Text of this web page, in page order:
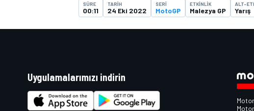
SÜRE
00:11
TARIH
24 Eki 2022
SERI
MotoGP
ETKINLIK
Malezya GP
ALT-
Yarış
Uygulamalarımızı indirin